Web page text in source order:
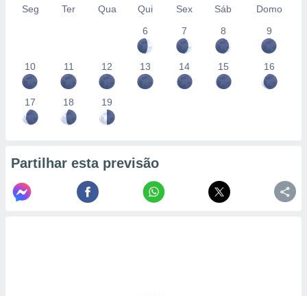
Seg Ter Qua Qui Sex Sáb
Domo
6
7 8 9
10 11 12 13 14 15 16
17 18 19
Partilhar esta previsão